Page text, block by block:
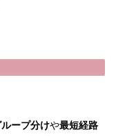
ループ分けや最短経路